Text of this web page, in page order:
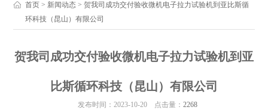
首页 > 新闻动态 > 贺我司成功交付验收微机电子拉力试验机到亚比斯循
环科技（昆山）有限公司
贺我司成功交付验收微机电子拉力试验机到亚
比斯循环科技（昆山）有限公司
发布时间：2023-10-20 点击量： 2268